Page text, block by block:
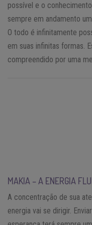
possível e o
sempre em andamento
O todo é infinitamente
em suas infinitas formas.
compreendido por uma
MAKIA – A ENERGIA
A concentração de sua
energia vai se dirigir. Enviar